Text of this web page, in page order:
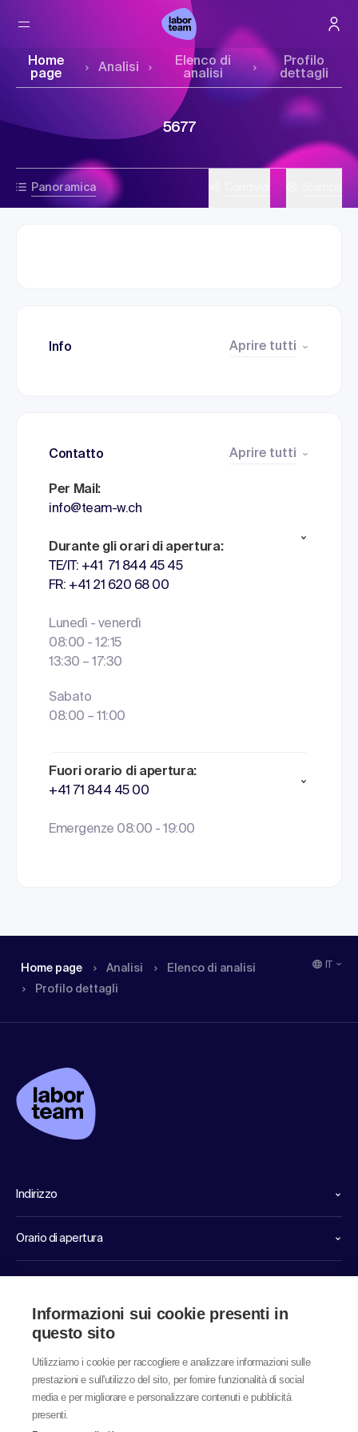
Home
page
Analisi
Elenco di
analisi
Profilo
dettagli
Panoramica
5677
Info Aprire tutti
Contatto Aprire tutti
Per Mail:
info@team-w.ch
Durante gli orari di apertura:
TE/IT: +41 71 844 45 45
FR: +41 21 620 68 00
Lunedì - venerdì
08:00 - 12:15
13:30 – 17:30
Sabato
08:00 – 11:00
Fuori orario di apertura:
+41 71 844 45 00
Emergenze 08:00 - 19:00
Home page Analisi
Elenco di analisi
Profilo dettagli
Indirizzo
Orario di apertura
Informazioni sui cookie presenti in
questo sito
Utilizziamo i cookie per raccogliere e analizzare informazioni sulle
prestazioni e sull'utilizzo del sito, per fornire funzionalità di social
media e per migliorare e personalizzare contenuti e pubblicità
presenti.